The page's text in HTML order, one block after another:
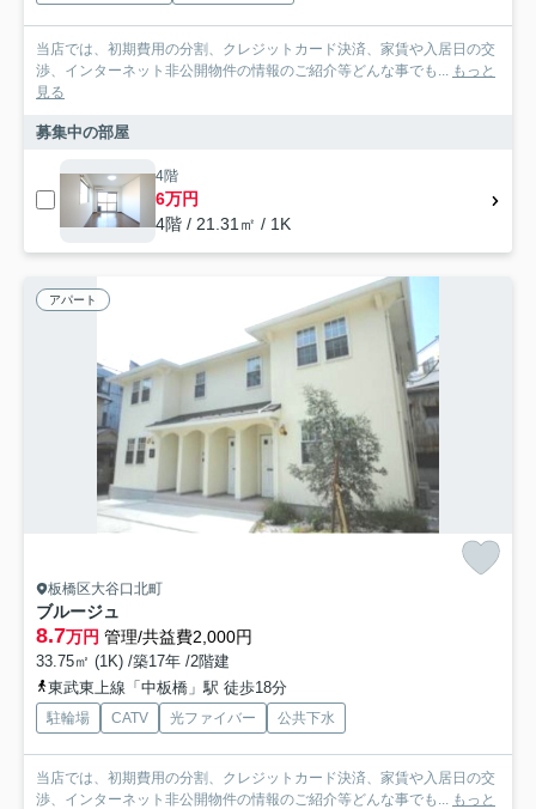
当店では、初期費用の分割、クレジットカード決済、家賃や入居日の交
渉、インターネット非公開物件の情報のご紹介等どんな事でも...
もっと
見る
募集中の部屋
4階
6万円
4階 / 21.31㎡ / 1K
アパート
板橋区大谷口北町
ブルージュ
8.7万円 管理/共益費2,000円
33.75㎡ (1K) /築17年 /2階建
東武東上線「中板橋」駅 徒歩18分
駐輪場 CATV 光ファイバー 公共下水
当店では、初期費用の分割、クレジットカード決済、家賃や入居日の交
渉、インターネット非公開物件の情報のご紹介等どんな事でも...
もっと